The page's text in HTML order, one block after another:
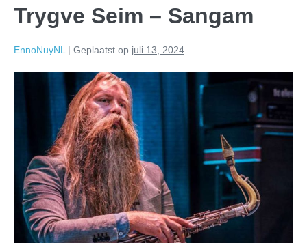
Trygve Seim – Sangam
EnnoNuyNL | Geplaatst op juli 13, 2024